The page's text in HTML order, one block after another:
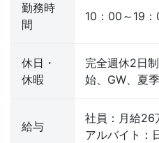
勤務時
間
10：00～19
休日・
休暇
完全週休2日
始、GW、夏
給与
社員：月給26
アルバイト：